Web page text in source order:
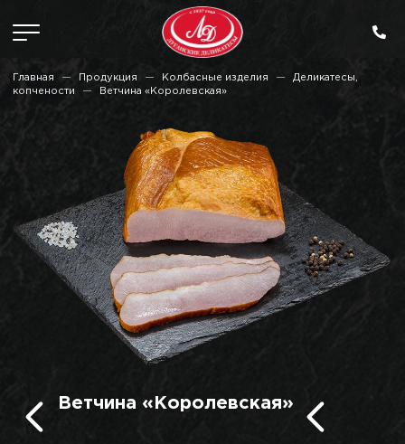
Главная Продукция Колбасные изделия
Деликатесы,
копчености
Ветчина «Королевская»
Ветчина «Королевская»